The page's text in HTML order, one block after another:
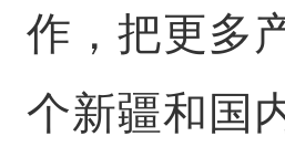
作，把更多
个新疆和国